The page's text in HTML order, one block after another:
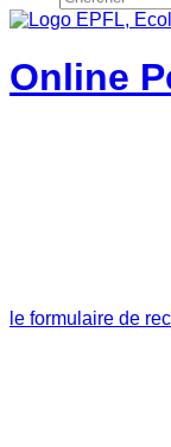
Online
le formulaire de